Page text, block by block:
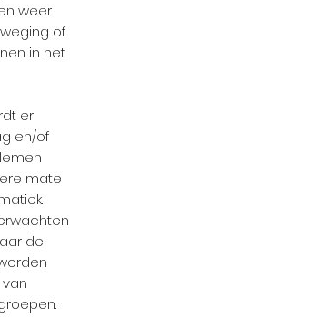
weer
of
in het
er
en/of
mate
de